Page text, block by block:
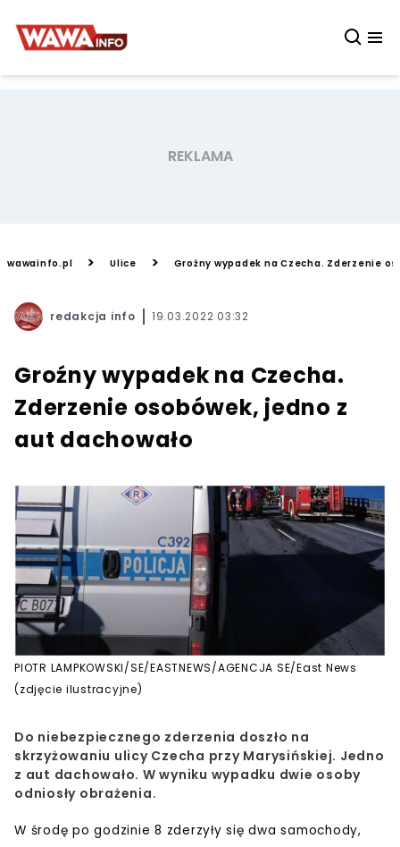
wawainfo.pl > Ulice > Groźny wypadek na Czecha. Zderzenie
redakcja info 19.03.2022 03:32
Groźny wypadek na Czecha.
Zderzenie osobówek, jedno z
aut dachowało
PIOTR LAMPKOWSKI/SE/EASTNEWS/AGENCJA SE/East News
(zdjęcie ilustracyjne)
Do niebezpiecznego zderzenia doszło na
skrzyżowaniu ulicy Czecha przy Marysińskiej. Jedno
z aut dachowało. W wyniku wypadku dwie osoby
odniosły obrażenia.
W środę po godzinie 8 zderzyły się dwa samochody,